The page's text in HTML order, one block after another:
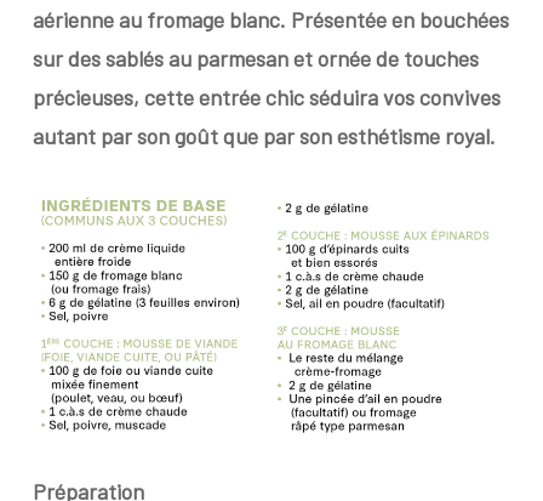
aérienne au fromage blanc. Présentée en bouchées
sur des sablés au parmesan et ornée de touches
précieuses, cette entrée chic séduira vos convives
autant par son goût que par son esthétisme royal.
Préparation